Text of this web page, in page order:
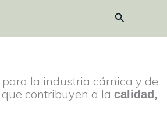
Buscar
la industria cárnica y de
contribuyen a la calidad,